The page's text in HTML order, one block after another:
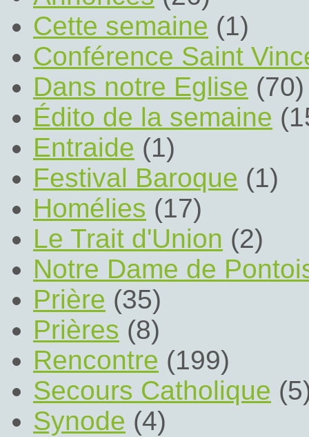
Cette semaine (1)
Conférence Saint
Dans notre Eglise (70)
Édito de la semaine
Entraide (1)
Festival Baroque (1)
Homélies (17)
Le Trait d'Union (2)
Notre Dame de
Prière (35)
Prières (8)
Rencontre (199)
Secours Catholique
Synode (4)